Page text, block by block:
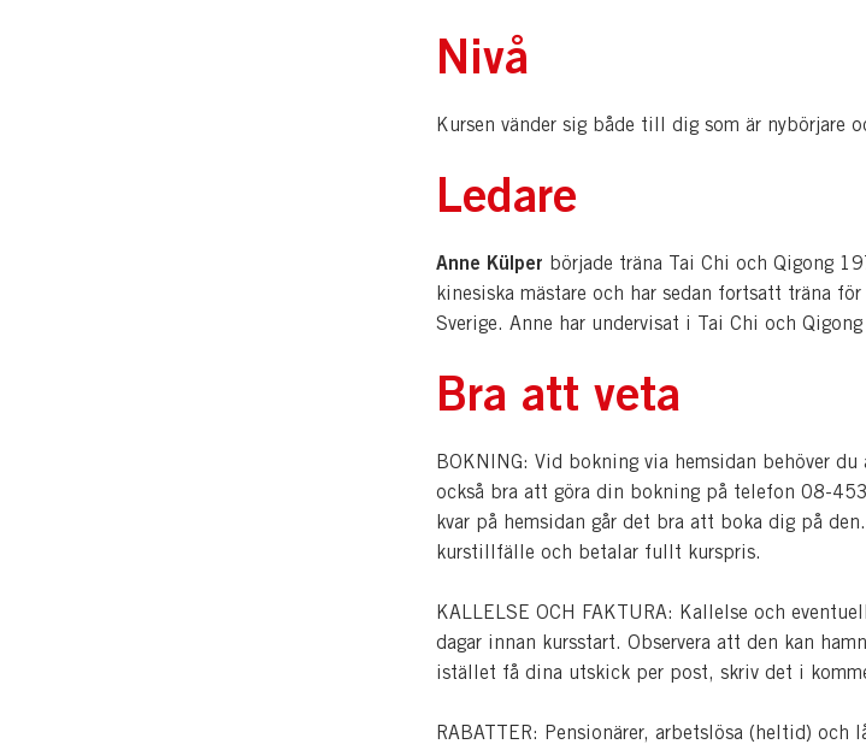
Nivå
Kursen vänder sig både till dig som är nybörjare
Ledare
Anne Külper började träna Tai Chi och Qigong
kinesiska mästare och har sedan fortsatt träna
Sverige. Anne har undervisat i Tai Chi och
Bra att veta
BOKNING: Vid bokning via hemsidan behöver du
också bra att göra din bokning på telefon 08-
kvar på hemsidan går det bra att boka dig på
kurstillfälle och betalar fullt kurspris.
KALLELSE OCH FAKTURA: Kallelse och
dagar innan kursstart. Observera att den kan
istället få dina utskick per post, skriv det i
RABATTER: Pensionärer, arbetslösa (heltid) och